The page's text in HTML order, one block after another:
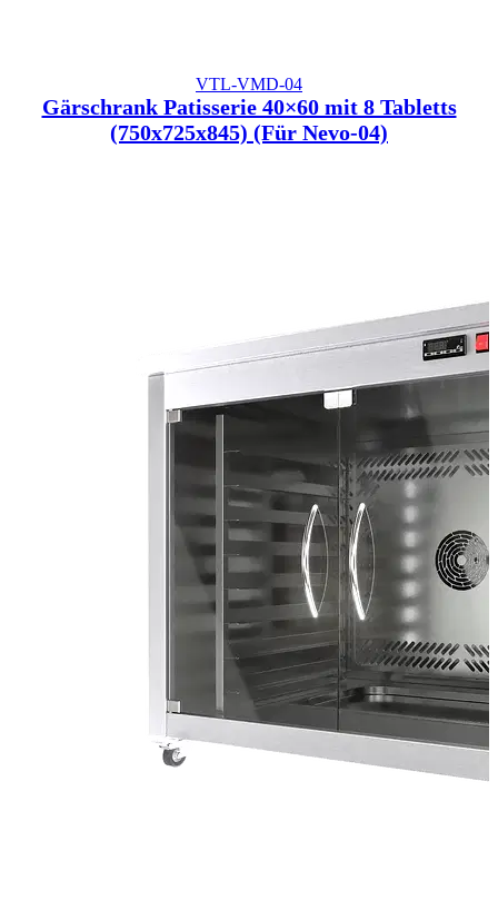
VTL-VMD-04
Gärschrank Patisserie 40×60 mit 8 Tabletts
(750x725x845) (Für Nevo-04)